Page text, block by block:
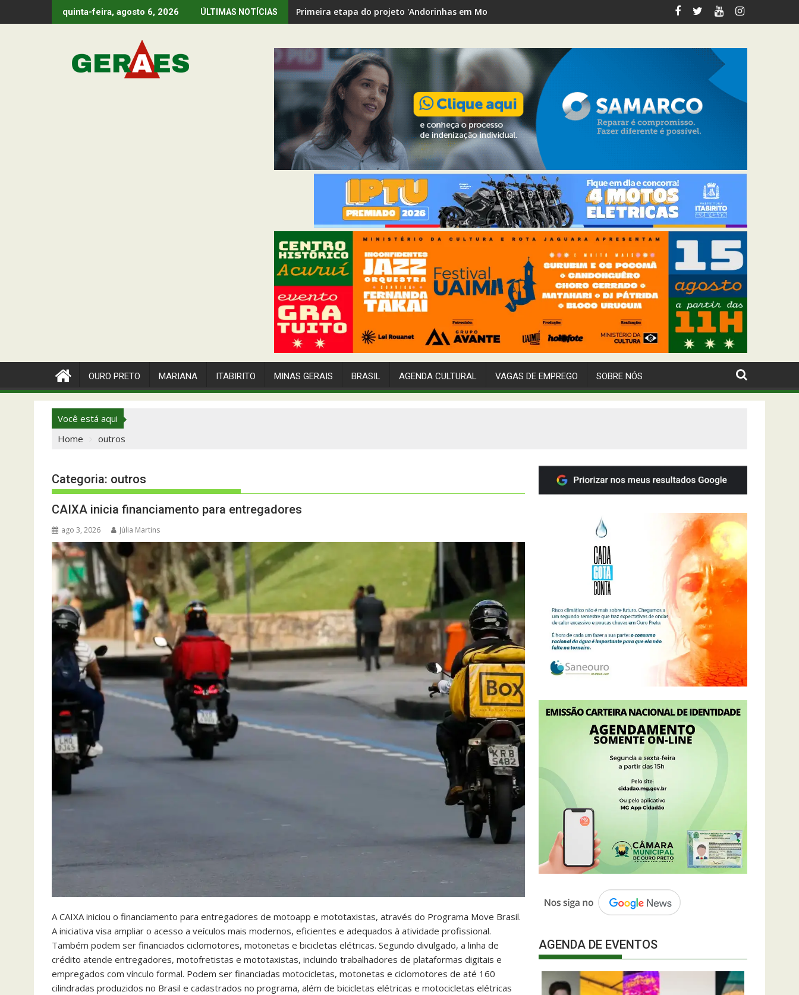
to
quinta-feira, agosto 6, 2026 ÚLTIMAS NOTÍCIAS Primeira etapa do projeto 'Andorinhas em Movimento' revitaliza 12 km de trilhas
OURO PRETO MARIANA ITABIRITO MINAS GERAIS BRASIL AGENDA CULTURAL VAGAS DE EMPREGO SOBRE NÓS
Você está aqui
Home
outros
Categoria: outros
CAIXA inicia financiamento para entregadores
ago 3, 2026 Júlia Martins
A CAIXA iniciou o financiamento para entregadores de motoapp e mototaxistas, através do Programa Move Brasil.
A iniciativa visa ampliar o acesso a veículos mais modernos, eficientes e adequados à atividade profissional.
Também podem ser financiados ciclomotores, motonetas e bicicletas elétricas. Segundo divulgado, a linha de
crédito atende entregadores, motofretistas e mototaxistas, incluindo trabalhadores de plataformas digitais e
empregados com vínculo formal. Podem ser financiadas motocicletas, motonetas e ciclomotores de até 160
cilindradas produzidos no Brasil e cadastrados no programa, além de bicicletas elétricas e motocicletas elétricas
AGENDA DE EVENTOS